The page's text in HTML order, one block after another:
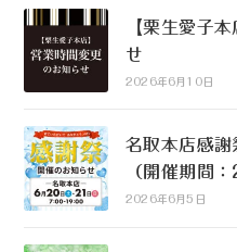
【栗生愛子
せ
2026年6月10日
名取本店感謝
（開催期間
2026年6月5日